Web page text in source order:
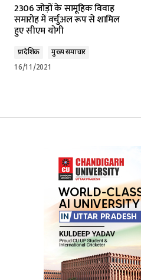
2306 जोड़ों के सामूहिक विवाह
समारोह में वर्चुअल रूप से शामिल
हुए सीएम योगी
प्रादेशिक
मुख्य समाचार
16/11/2021